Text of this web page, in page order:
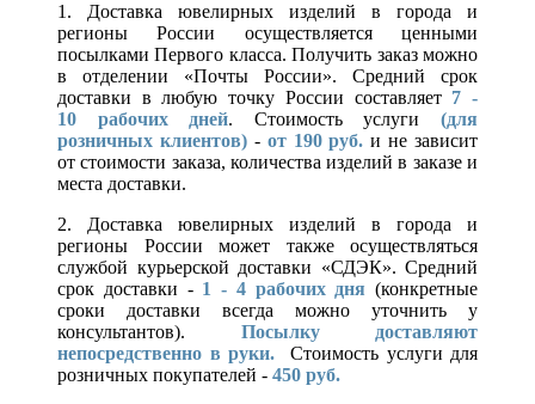
1. Доставка ювелирных изделий в города и
регионы России осуществляется ценными
посылками Первого класса. Получить заказ можно
в отделении «Почты России». Средний срок
доставки в любую точку России составляет 7 -
10 рабочих дней. Стоимость услуги(для
розничных клиентов)- от 190 руб. и не зависит
от стоимости заказа, количества изделий в заказе и
места доставки.
2. Доставка ювелирных изделий в города и
регионы России может также осуществляться
службой курьерской доставки «СДЭК». Средний
срок доставки - 1 - 4 рабочих дня (конкретные
сроки доставки всегда можно уточнить у
консультантов). Посылку доставляют
непосредственно в руки.
Стоимость услуги для
розничных покупателей - 450 руб.